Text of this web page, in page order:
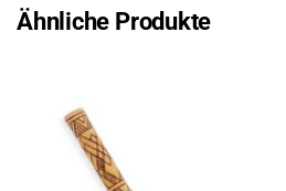
Ähnliche Produkte